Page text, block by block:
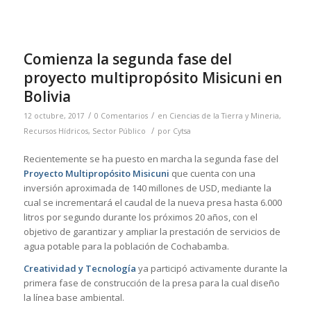
Comienza la segunda fase del
proyecto multipropósito Misicuni en
Bolivia
12 octubre, 2017 / 0 Comentarios / en Ciencias de la Tierra y Mineria,
Recursos Hídricos, Sector Público / por Cytsa
Recientemente se ha puesto en marcha la segunda fase del
Proyecto Multipropósito Misicuni que cuenta con una
inversión aproximada de 140 millones de USD, mediante la
cual se incrementará el caudal de la nueva presa hasta 6.000
litros por segundo durante los próximos 20 años, con el
objetivo de garantizar y ampliar la prestación de servicios de
agua potable para la población de Cochabamba.
Creatividad y Tecnología ya participó activamente durante la
primera fase de construcción de la presa para la cual diseño
la línea base ambiental.